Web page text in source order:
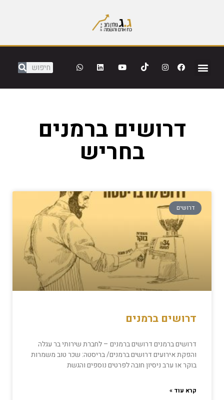
דרושים ברמנים
בחריש
דרושים
דרושים ברמנים
דרושים ברמנים דרושים ברמנים – לחברת שירותי בר עגלה
והפקת אירועים דרושים ברמנים/ בריסטה: שכר טוב משמרות
בוקר או ערב ניסיון חובה לפרטים נוספים והגשת
קרא עוד »